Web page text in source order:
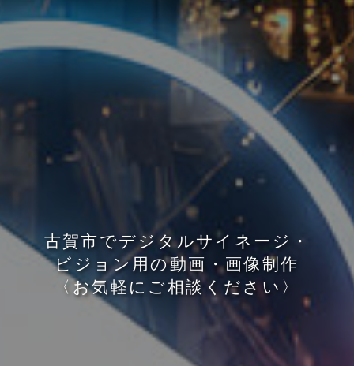
古賀市でデ ジ タルサ イ ネ ー ジ ・
ビ ジ ョン用の動画 ・画像 制作
〈 お気軽 に ご相談く だ さい 〉